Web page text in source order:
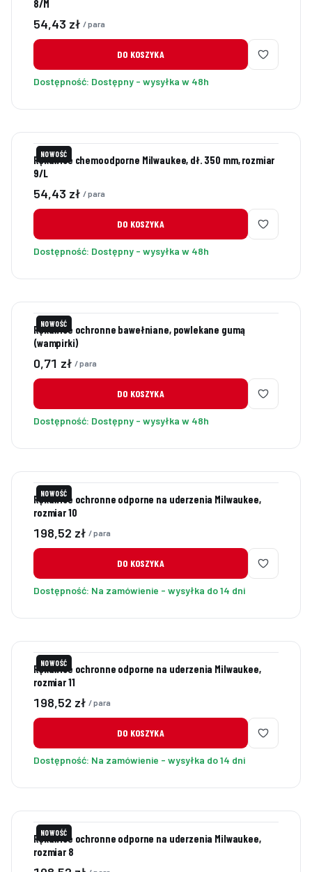
8/M
Cena
54,43 zł / para
DO KOSZYKA
Dostępność: Dostępny - wysyłka w 48h
NOWOŚĆ
Rękawice chemoodporne Milwaukee, dł. 350 mm, rozmiar
9/L
Cena
54,43 zł / para
DO KOSZYKA
Dostępność: Dostępny - wysyłka w 48h
NOWOŚĆ
Rękawice ochronne bawełniane, powlekane gumą
(wampirki)
Cena
0,71 zł / para
DO KOSZYKA
Dostępność: Dostępny - wysyłka w 48h
NOWOŚĆ
Rękawice ochronne odporne na uderzenia Milwaukee,
rozmiar 10
Cena
198,52 zł / para
DO KOSZYKA
Dostępność: Na zamówienie - wysyłka do 14 dni
NOWOŚĆ
Rękawice ochronne odporne na uderzenia Milwaukee,
rozmiar 11
Cena
198,52 zł / para
DO KOSZYKA
Dostępność: Na zamówienie - wysyłka do 14 dni
NOWOŚĆ
Rękawice ochronne odporne na uderzenia Milwaukee,
rozmiar 8